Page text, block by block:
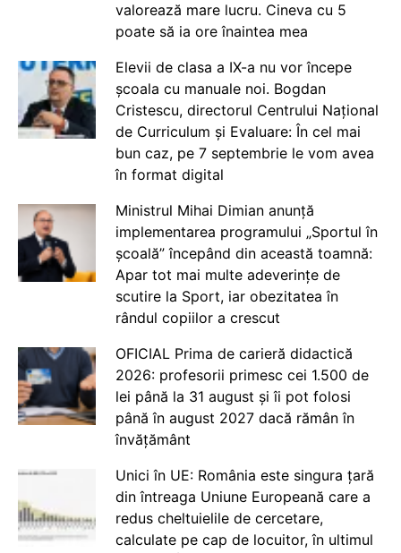
valorează mare lucru. Cineva cu 5
poate să ia ore înaintea mea
Elevii de clasa a IX-a nu vor începe
școala cu manuale noi. Bogdan
Cristescu, directorul Centrului Național
de Curriculum și Evaluare: În cel mai
bun caz, pe 7 septembrie le vom avea
în format digital
Ministrul Mihai Dimian anunță
implementarea programului „Sportul în
școală” începând din această toamnă:
Apar tot mai multe adeverințe de
scutire la Sport, iar obezitatea în
rândul copiilor a crescut
OFICIAL Prima de carieră didactică
2026: profesorii primesc cei 1.500 de
lei până la 31 august și îi pot folosi
până în august 2027 dacă rămân în
învățământ
Unici în UE: România este singura țară
din întreaga Uniune Europeană care a
redus cheltuielile de cercetare,
calculate pe cap de locuitor, în ultimul